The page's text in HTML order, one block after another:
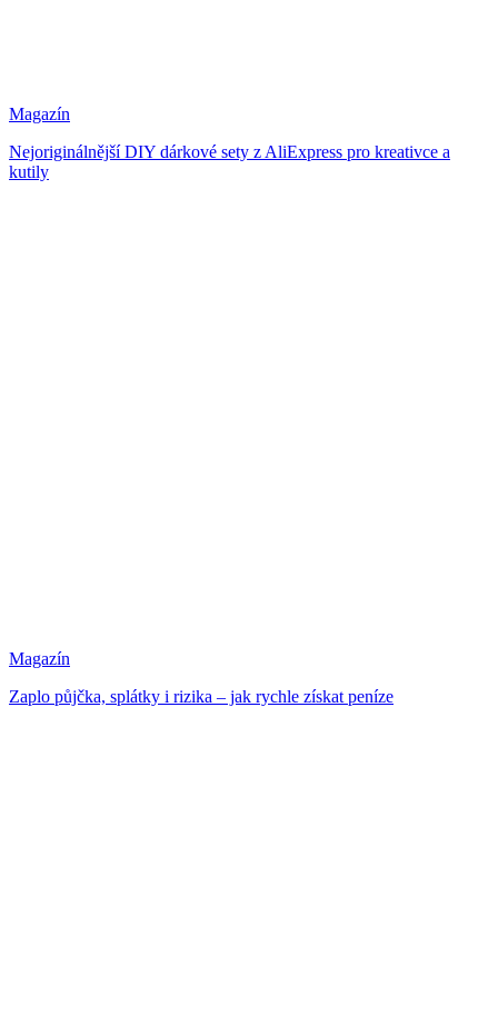
Magazín
Nejoriginálnější DIY dárkové sety z AliExpress pro kreativce a
kutily
Magazín
Zaplo půjčka, splátky i rizika – jak rychle získat peníze